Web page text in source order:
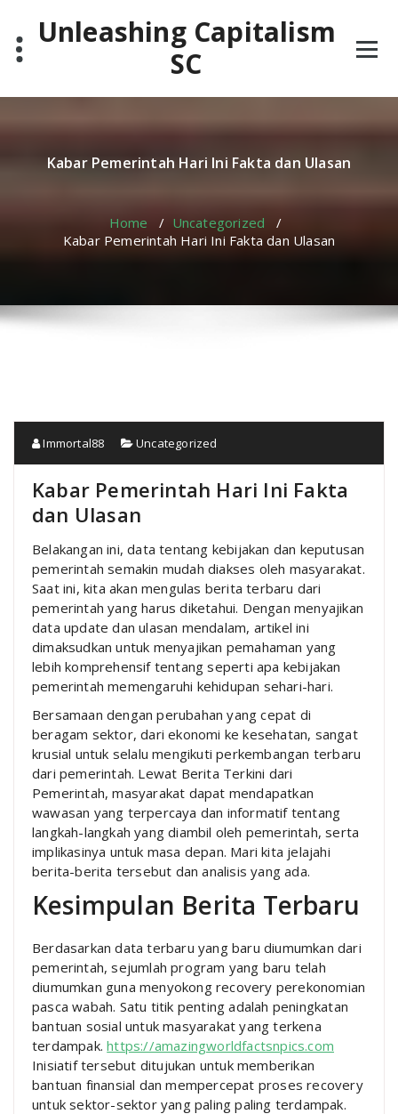
contentUnleashing Capitalism
SC
Kabar Pemerintah Hari Ini Fakta dan Ulasan
Home / Uncategorized /
Kabar Pemerintah Hari Ini Fakta dan Ulasan
Immortal88 Uncategorized
Kabar Pemerintah Hari Ini Fakta
dan Ulasan
Belakangan ini, data tentang kebijakan dan keputusan
pemerintah semakin mudah diakses oleh masyarakat.
Saat ini, kita akan mengulas berita terbaru dari
pemerintah yang harus diketahui. Dengan menyajikan
data update dan ulasan mendalam, artikel ini
dimaksudkan untuk menyajikan pemahaman yang
lebih komprehensif tentang seperti apa kebijakan
pemerintah memengaruhi kehidupan sehari-hari.
Bersamaan dengan perubahan yang cepat di
beragam sektor, dari ekonomi ke kesehatan, sangat
krusial untuk selalu mengikuti perkembangan terbaru
dari pemerintah. Lewat Berita Terkini dari
Pemerintah, masyarakat dapat mendapatkan
wawasan yang terpercaya dan informatif tentang
langkah-langkah yang diambil oleh pemerintah, serta
implikasinya untuk masa depan. Mari kita jelajahi
berita-berita tersebut dan analisis yang ada.
Kesimpulan Berita Terbaru
Berdasarkan data terbaru yang baru diumumkan dari
pemerintah, sejumlah program yang baru telah
diumumkan guna menyokong recovery perekonomian
pasca wabah. Satu titik penting adalah peningkatan
bantuan sosial untuk masyarakat yang terkena
terdampak.https://amazingworldfactsnpics.com
Inisiatif tersebut ditujukan untuk memberikan
bantuan finansial dan mempercepat proses recovery
untuk sektor-sektor yang paling paling terdampak.